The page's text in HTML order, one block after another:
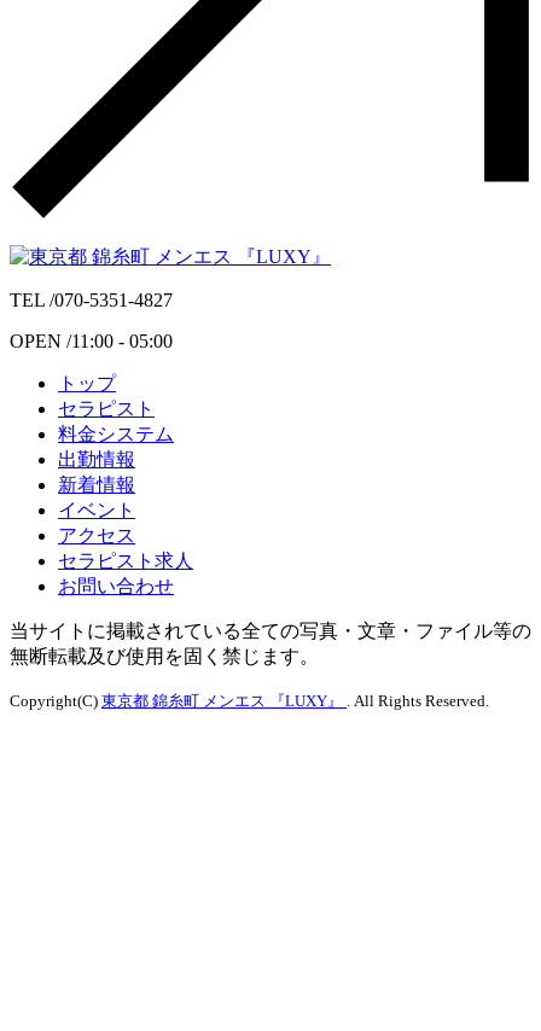
TEL /070-5351-4827
OPEN /11:00 - 05:00
トップ
セラピスト
料金システム
出勤情報
新着情報
イベント
アクセス
セラピスト求人
お問い合わせ
当サイトに掲載されている全ての写真・文章・ファイル等の
無断転載及び使用を固く禁じます。
Copyright(C) 東京都 錦糸町 メンエス 『LUXY』 . All Rights Reserved.